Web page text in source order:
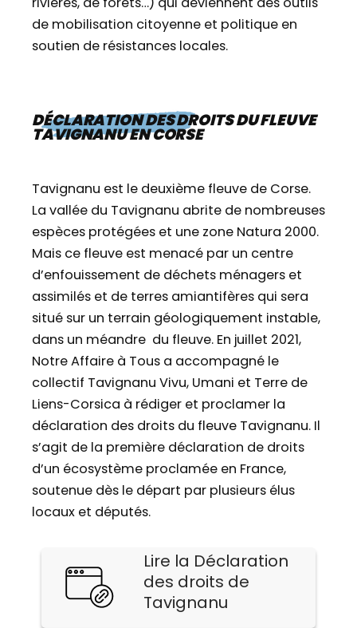
de mobilisation citoyenne et politique en
soutien de résistances locales.
DÉCLARATION DES DROITS DU FLEUVE
TAVIGNANU EN CORSE
Tavignanu est le deuxième fleuve de Corse.
La vallée du Tavignanu abrite de nombreuses
espèces protégées et une zone Natura 2000.
Mais ce fleuve est menacé par un centre
d’enfouissement de déchets ménagers et
assimilés et de terres amiantifères qui sera
situé sur un terrain géologiquement instable,
dans un méandre du fleuve. En juillet 2021,
Notre Affaire à Tous a accompagné le
collectif Tavignanu Vivu, Umani et Terre de
Liens-Corsica à rédiger et proclamer la
déclaration des droits du fleuve Tavignanu. Il
s’agit de la première déclaration de droits
d’un écosystème proclamée en France,
soutenue dès le départ par plusieurs élus
locaux et députés.
Lire la Déclaration
des droits de
Tavignanu